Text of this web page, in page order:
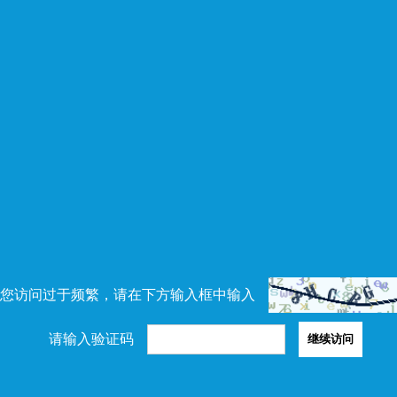
访问过于频繁，请在下方输入框中输入
请输入验证码 继续访问